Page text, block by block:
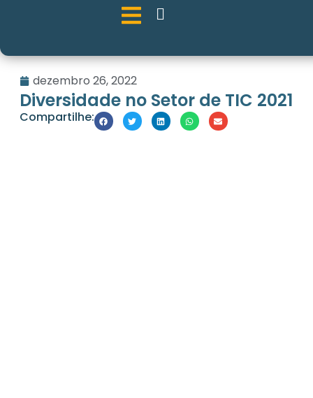
dezembro 26, 2022
Diversidade no Setor de TIC 2021
Compartilhe: